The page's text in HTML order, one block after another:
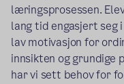
læringsprosessen.
lang tid engasjert
lav motivasjon for
innsikten og grundige
har vi sett behov for